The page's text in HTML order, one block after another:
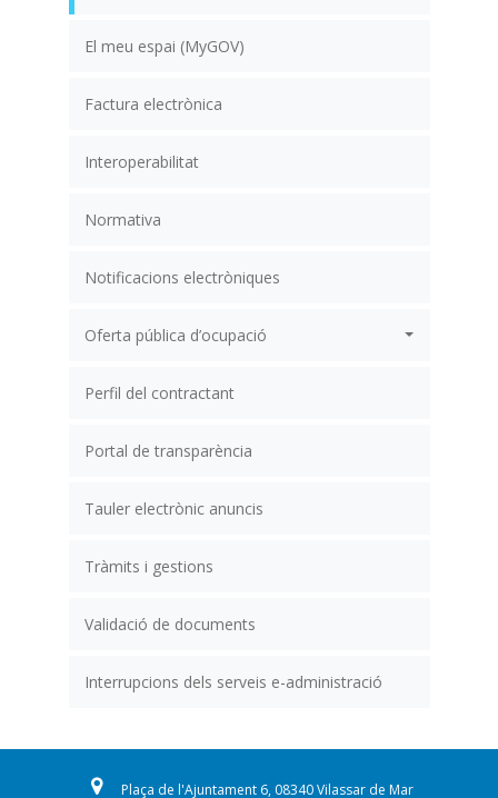
El meu espai (MyGOV)
Factura electrònica
Interoperabilitat
Normativa
Notificacions electròniques
Oferta pública d’ocupació
Perfil del contractant
Portal de transparència
Tauler electrònic anuncis
Tràmits i gestions
Validació de documents
Interrupcions dels serveis e-administració
Plaça de l'Ajuntament 6, 08340 Vilassar de Mar